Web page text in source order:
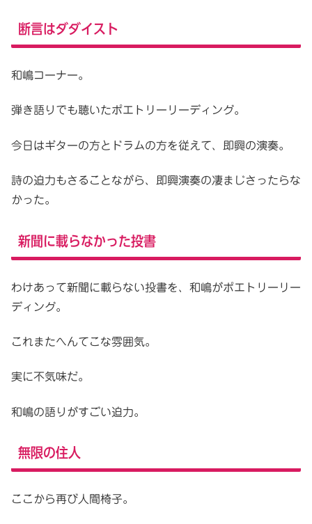
断言はダダイスト
和嶋コーナー。
弾き語りでも聴いたポエトリーリーディング。
今日はギターの方とドラムの方を従えて、即興の演奏。
詩の迫力もさることながら、即興演奏の凄まじさったらな
かった。
新聞に載らなかった投書
わけあって新聞に載らない投書を、和嶋がポエトリーリー
ディング。
これまたへんてこな雰囲気。
実に不気味だ。
和嶋の語りがすごい迫力。
無限の住人
ここから再び人間椅子。